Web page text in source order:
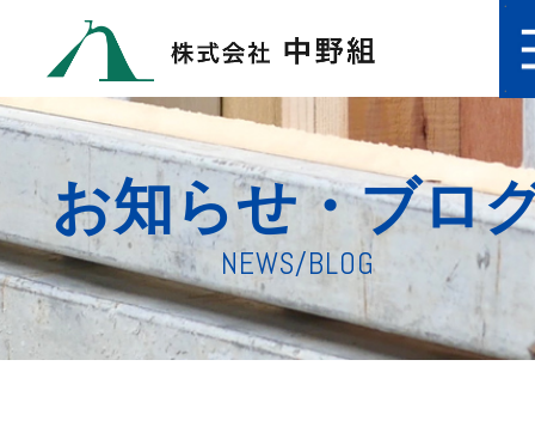
お知らせ・ブロ
NEWS/BLOG